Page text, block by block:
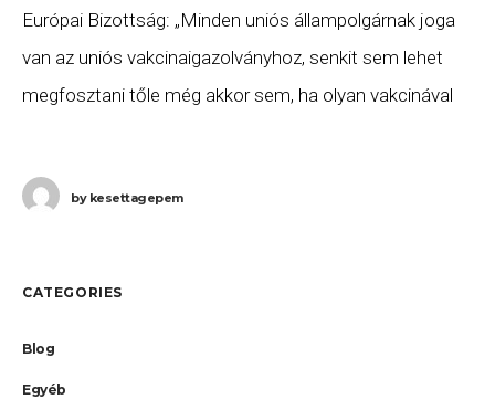
Európai Bizottság: „Minden uniós állampolgárnak joga
van az uniós vakcinaigazolványhoz, senkit sem lehet
megfosztani tőle még akkor sem, ha olyan vakcinával
bykesettagepem
CATEGORIES
Blog
Egyéb